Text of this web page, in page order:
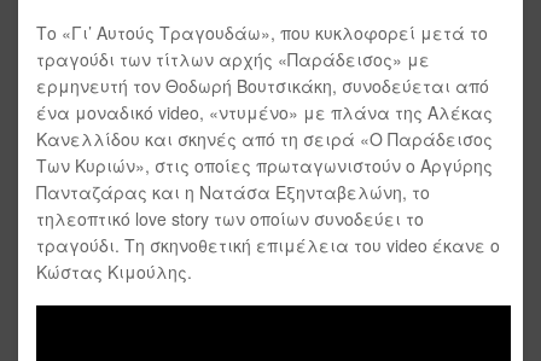
Το «Γι’ Αυτούς Τραγουδάω», που κυκλοφορεί μετά το
τραγούδι των τίτλων αρχής «Παράδεισος» με
ερμηνευτή τον Θοδωρή Βουτσικάκη, συνοδεύεται από
ένα μοναδικό video, «ντυμένο» με πλάνα της Αλέκας
Κανελλίδου και σκηνές από τη σειρά «Ο Παράδεισος
Των Κυριών», στις οποίες πρωταγωνιστούν ο Αργύρης
Πανταζάρας και η Νατάσα Εξηνταβελώνη, το
τηλεοπτικό love story των οποίων συνοδεύει το
τραγούδι. Τη σκηνοθετική επιμέλεια του video έκανε ο
Κώστας Κιμούλης.